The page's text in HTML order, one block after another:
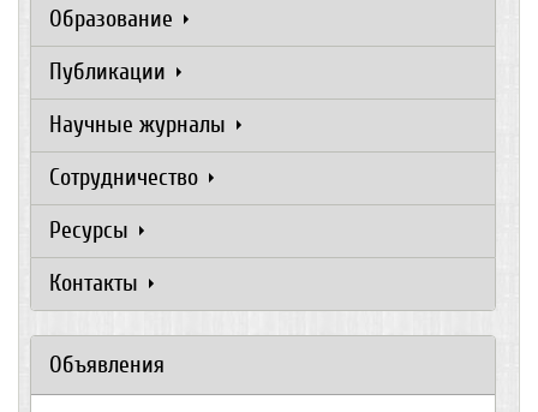
Образование
Публикации
Научные журналы
Сотрудничество
Ресурсы
Контакты
Объявления